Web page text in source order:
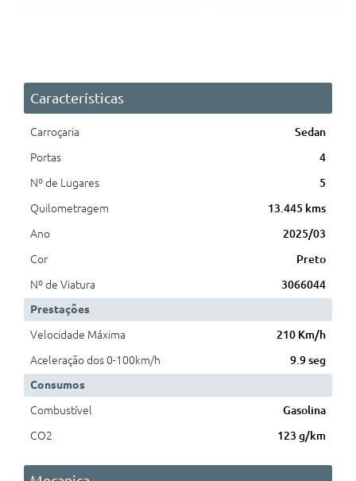
Características
Carroçaria
Sedan
Portas
4
Nº de Lugares
5
Quilometragem
13.445 kms
Ano
2025/03
Cor
Preto
Nº de Viatura
3066044
Prestações
Velocidade Máxima
210 Km/h
Aceleração dos 0-100km/h
9.9 seg
Consumos
Combustível
Gasolina
CO2
123 g/km